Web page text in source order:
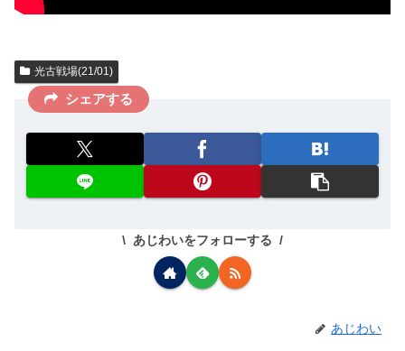
光古戦場(21/01)
シェアする
あじわいをフォローする
あじわい